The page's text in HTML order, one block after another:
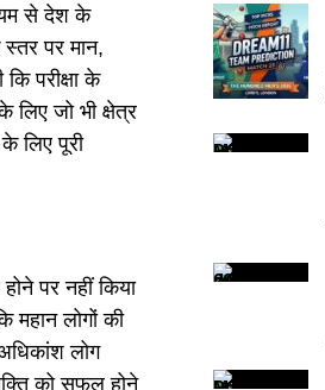
से देश के
स्तर पर मान,
परीक्षा के
लिए जो भी क्षेत्र
लिए पूरी
पर नहीं किया
महान लोगों की
लोग
को सफल होने